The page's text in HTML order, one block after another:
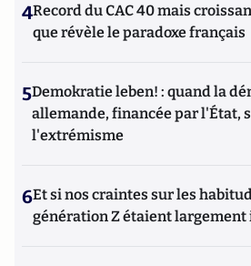
4Record du CAC 40 mais
que révèle le paradoxe français
5Demokratie leben! : quand la
allemande, financée par l'État,
l'extrémisme
6Et si nos craintes sur les
génération Z étaient largement